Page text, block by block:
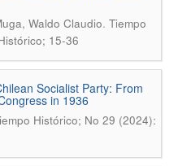
Waldo Claudio. Tiempo
15-36
Socialist Party: From
in 1936
Histórico; No 29 (2024):